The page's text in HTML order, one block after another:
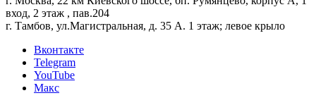
вход, 2 этаж , пав.204
г. Тамбов, ул.Магистральная, д. 35 А. 1 этаж; левое крыло
Вконтакте
Telegram
YouTube
Макс